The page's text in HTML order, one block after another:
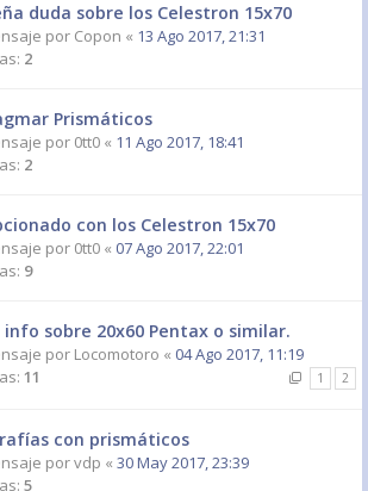
duda sobre los Celestron 15x70
por Copon « 13 Ago 2017, 21:31
2
Prismáticos
por 0tt0 « 11 Ago 2017, 18:41
2
con los Celestron 15x70
por 0tt0 « 07 Ago 2017, 22:01
9
info sobre 20x60 Pentax o similar.
por Locomotoro « 04 Ago 2017, 11:19
11 1 2
con prismáticos
porvdp « 30 May 2017, 23:39
5